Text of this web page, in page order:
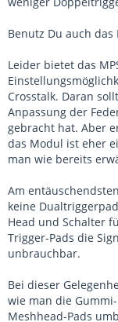
Benutz Du auch das
Leider bietet das
Crosstalk. Daran
Anpassung der
gebracht hat. Aber
das Modul ist eher
man wie bereits
Am
keine
Head und Schalter
Trigger-Pads die
unbrauchbar.
Bei dieser
wie man die
Meshhead-Pads